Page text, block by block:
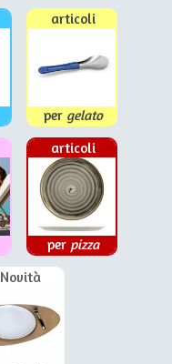
articoli
per gelato
articoli
per pizza
Novità